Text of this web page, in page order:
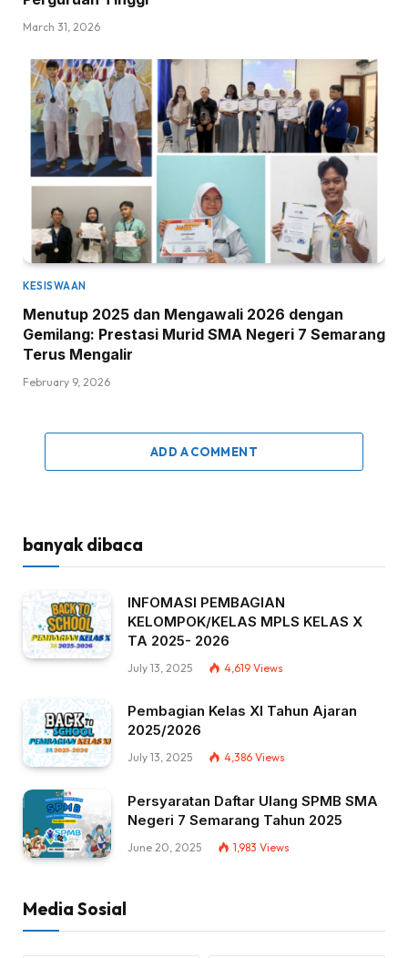
March 31, 2026
KESISWAAN
Menutup 2025 dan Mengawali 2026 dengan
Gemilang: Prestasi Murid SMA Negeri 7 Semarang
Terus Mengalir
February 9, 2026
ADD A COMMENT
banyak dibaca
INFOMASI PEMBAGIAN
KELOMPOK/KELAS MPLS KELAS X
TA 2025- 2026
July 13, 2025 4,619 Views
Pembagian Kelas XI Tahun Ajaran
2025/2026
July 13, 2025 4,386 Views
Persyaratan Daftar Ulang SPMB SMA
Negeri 7 Semarang Tahun 2025
June 20, 2025 1,983 Views
Media Sosial